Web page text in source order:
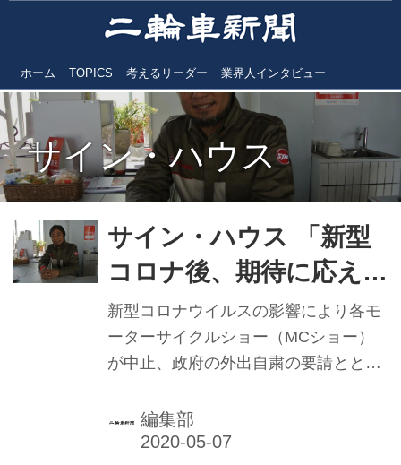
ホーム TOPICS 考えるリーダー 業界人インタビュー
サイン・ハウス
サイン・ハウス 「新型
コロナ後、期待に応え
る商品用意」野口英康社
長
新型コロナウイルスの影響により各モ
ーターサイクルショー（MCショー）
が中止、政府の外出自粛の要請ととも
二輪車関連メーカーは、最需要期に足
元をすくわれ予定していた新製品PRの
編集部